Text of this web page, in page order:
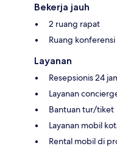
Bekerja jauh
2 ruang rapat
Ruang
Layanan
Resepsionis 24
Layanan
Bantuan tur/tiket
Layanan mobil
Rental mobil di